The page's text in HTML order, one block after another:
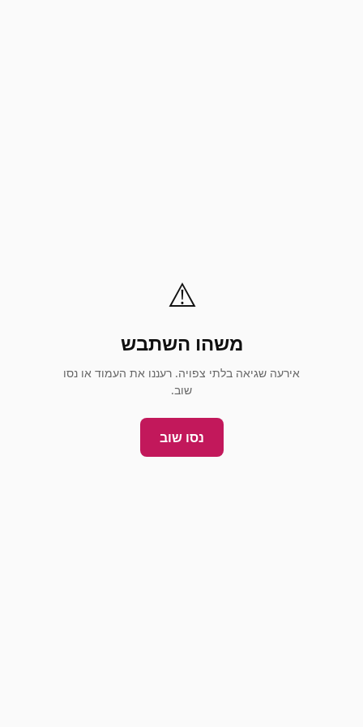
⚠️
משהו השתבש
אירעה שגיאה בלתי צפויה. רעננו את העמוד או נסו
שוב.
נסו שוב